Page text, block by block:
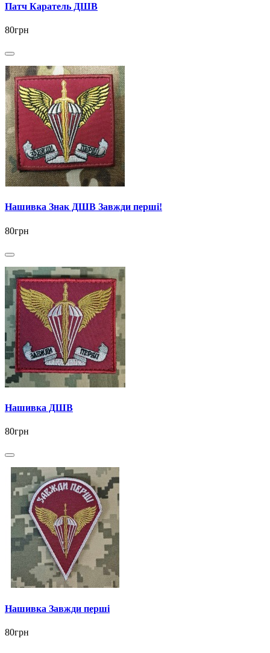
Патч Каратель ДШВ
80грн
Нашивка Знак ДШВ Завжди перші!
80грн
Нашивка ДШВ
80грн
Нашивка Завжди перші
80грн